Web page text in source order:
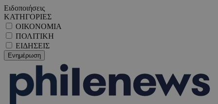
Ειδοποιήσεις
ΚΑΤΗΓΟΡΙΕΣ
ΟΙΚΟΝΟΜΙΑ
ΠΟΛΙΤΙΚΗ
ΕΙΔΗΣΕΙΣ